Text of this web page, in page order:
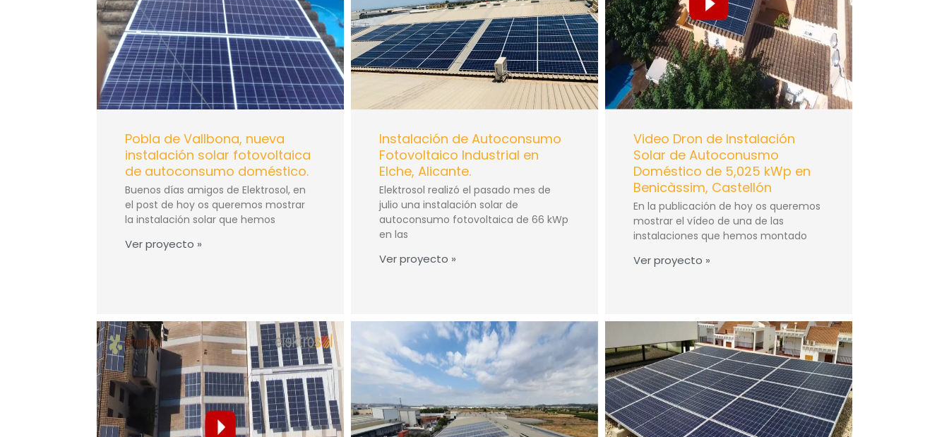
Pobla de Vallbona, nueva
instalación solar fotovoltaica
de autoconsumo doméstico.
Buenos días amigos de Elektrosol, en
el post de hoy os queremos mostrar
la instalación solar que hemos
Ver proyecto »
Instalación de Autoconsumo
Fotovoltaico Industrial en
Elche, Alicante.
Elektrosol realizó el pasado mes de
julio una instalación solar de
autoconsumo fotovoltaica de 66 kWp
en las
Ver proyecto »
Video Dron de Instalación
Solar de Autoconusmo
Doméstico de 5,025 kWp en
Benicàssim, Castellón
En la publicación de hoy os queremos
mostrar el vídeo de una de las
instalaciones que hemos montado
Ver proyecto »